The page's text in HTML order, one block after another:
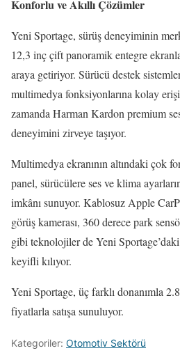
Konforlu ve Akıllı Çözümler
Yeni Sportage, sürüş deneyiminin
12,3 inç çift panoramik entegre
araya getiriyor. Sürücü destek
multimedya fonksiyonlarına kolay
zamanda Harman Kardon premium
deneyimini zirveye taşıyor.
Multimedya ekranının altındaki çok
panel, sürücülere ses ve klima
imkânı sunuyor. Kablosuz Apple
görüş kamerası, 360 derece park
gibi teknolojiler de Yeni
keyifli kılıyor.
Yeni Sportage, üç farklı donanımla
fiyatlarla satışa sunuluyor.
Kategoriler: Otomotiv Sektörü